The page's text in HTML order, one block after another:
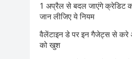
1 अप्रैल से बदल जाएंगे क्रेडिट
जान लीजिए ये नियम
वैलेंटाइन डे पर इन गैजेट्स से करे
को खुश